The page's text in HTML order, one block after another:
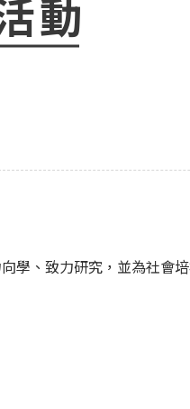
動
學、致力研究，並為社會